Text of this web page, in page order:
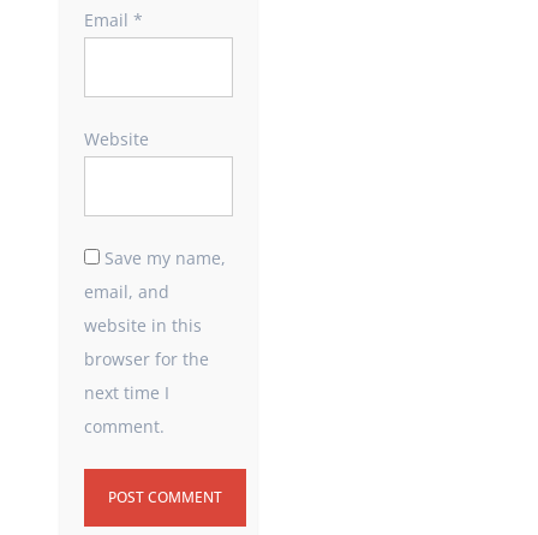
Email *
Website
Save my name,
email, and
website in this
browser for the
next time I
comment.